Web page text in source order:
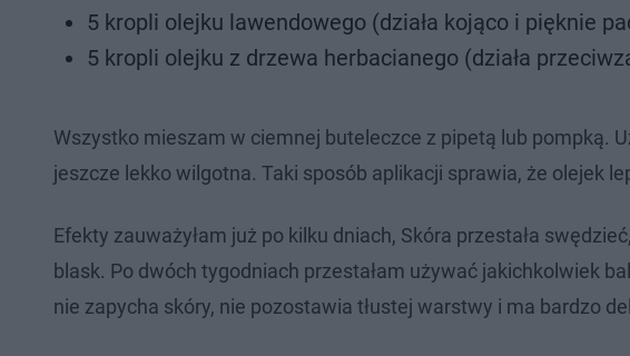
5 kropli olejku lawendowego (działa kojąco i pięknie
5 kropli olejku z drzewa herbacianego (działa
Wszystko mieszam w ciemnej buteleczce z pipetą lub pompką.
jeszcze lekko wilgotna. Taki sposób aplikacji sprawia, że olejek
Efekty zauważyłam już po kilku dniach, Skóra przestała
blask. Po dwóch tygodniach przestałam używać jakichkolwiek
nie zapycha skóry, nie pozostawia tłustej warstwy i ma bardzo